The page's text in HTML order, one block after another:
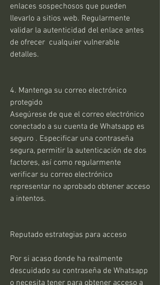
enlaces sospechosos que pueden
llevarlo a sitios web. Regularmente
validar la autenticidad del enlace antes
de ofrecer  cualquier vulnerable
detalles.
4. Mantenga su correo electrónico
protegido
Asegúrese de que el correo electrónico
conectado a su cuenta de Whatsapp es
seguro . Especificar una contraseña
segura, permitir la autenticación de dos
factores, así como regularmente
verificar su correo electrónico
representar no aprobado obtener acceso
a intentos.
Reputado estrategias para acceso
Por si acaso donde ha realmente
descuidado su contraseña de Whatsapp
o necesita tener para obtener acceso a